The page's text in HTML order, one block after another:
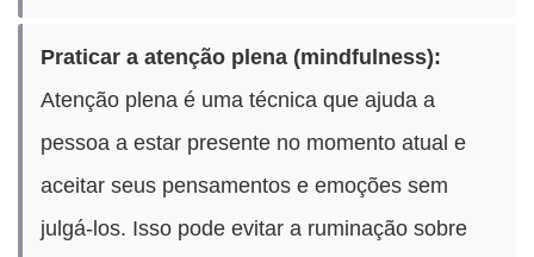
Praticar a atenção plena (mindfulness):
Atenção plena é uma técnica que ajuda a
pessoa a estar presente no momento atual e
aceitar seus pensamentos e emoções sem
julgá-los. Isso pode evitar a ruminação sobre